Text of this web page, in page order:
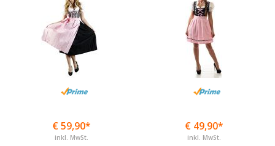
€ 59,90*
inkl. MwSt.
€ 49,90*
inkl. MwSt.